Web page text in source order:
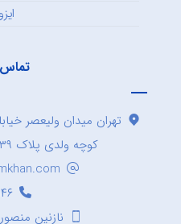
ایزو ۱۰۰۰۲
تماس
تهران میدان ولیعصر
کوچه ولدی پلاک ۳۹ ساختمان کریم خان
نازنین منصوری